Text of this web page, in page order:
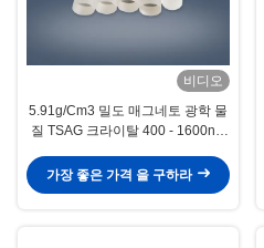
비디오
5.91g/Cm3 밀도 매그네토 광학 물
질 TSAG 크라이탈 400 - 1600nm
가장 좋은 가격 을 구하라